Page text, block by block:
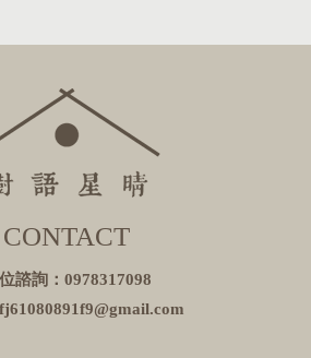
CONTACT
諮詢：0978317098